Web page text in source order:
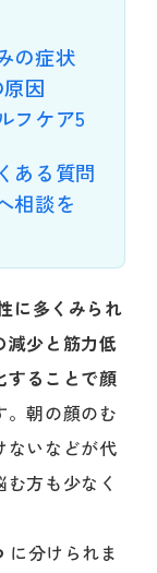
の症状
因
フケア5
ある質問
相談を
に多くみられ
減少と筋力低
することで顔
。朝の顔のむ
ないなどが代
方も少なく
に分けられま